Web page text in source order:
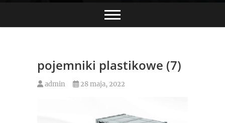
pojemniki plastikowe (7)
admin 28 maja, 2022